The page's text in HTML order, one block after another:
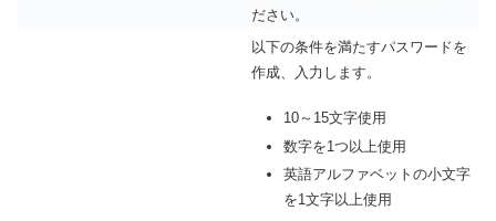
ださい。
以下の条件を満たすパスワードを
作成、入力します。
10～15文字使用
数字を1つ以上使用
英語アルファベットの小文字
を1文字以上使用